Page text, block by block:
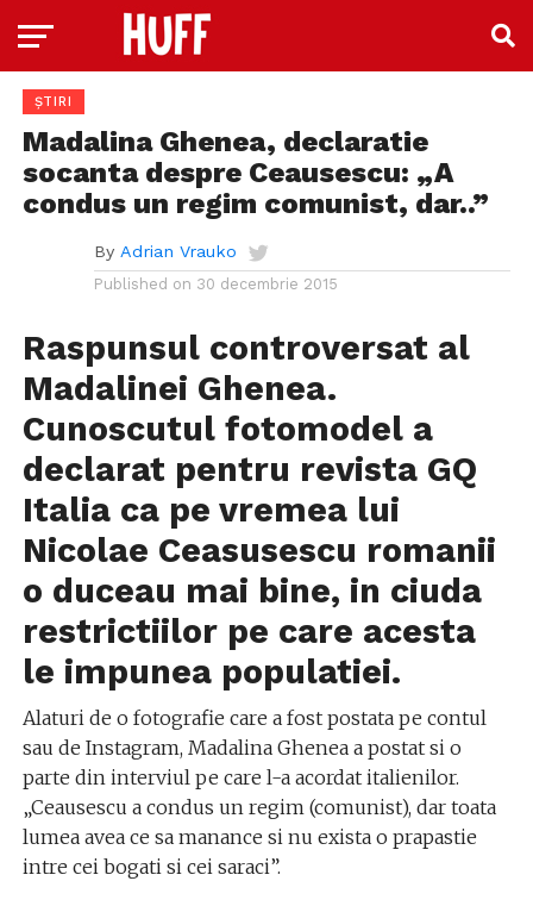
ȘTIRI
Madalina Ghenea, declaratie
socanta despre Ceausescu: „A
condus un regim comunist, dar..”
By Adrian Vrauko
Published on 30 decembrie 2015
Raspunsul controversat al
Madalinei Ghenea.
Cunoscutul fotomodel a
declarat pentru revista GQ
Italia ca pe vremea lui
Nicolae Ceasusescu romanii
o duceau mai bine, in ciuda
restrictiilor pe care acesta
le impunea populatiei.
Alaturi de o fotografie care a fost postata pe contul
sau de Instagram, Madalina Ghenea a postat si o
parte din interviul pe care l-a acordat italienilor.
„Ceausescu a condus un regim (comunist), dar toata
lumea avea ce sa manance si nu exista o prapastie
intre cei bogati si cei saraci”.